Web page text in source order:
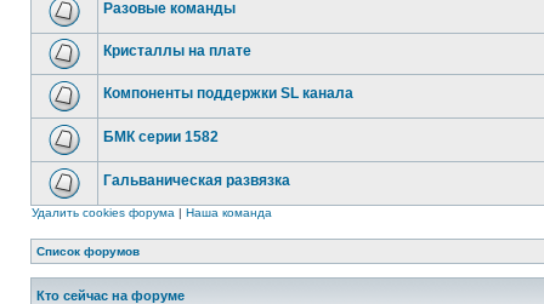
Разовые команды
Кристаллы на плате
Компоненты поддержки SL канала
БМК серии 1582
Гальваническая развязка
Удалить cookies форума | Наша команда
Список форумов
Кто сейчас на форуме